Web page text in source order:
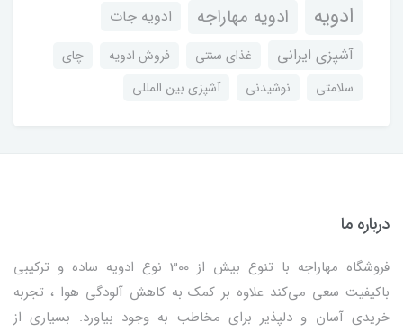
ادویه ادویه مهاراجه
ادویه جات
آشپزی ایرانی
غذای سنتی فروش ادویه
چای
سلامتی
نوشیدنی آشپزی بین المللی
درباره ما
فروشگاه مهاراجه با تنوع بیش از 300 نوع ادویه ساده و ترکیبی
باکیفیت سعی می‌کند علاوه بر کمک به کاهش آلودگی هوا ، تجربه
خریدی آسان و دلپذیر برای مخاطب به وجود بیاورد. بسیاری از